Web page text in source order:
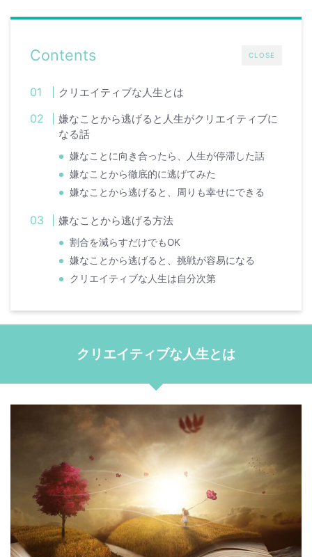
CLOSE
Contents
クリエイティブな人生とは
嫌なことから逃げると人生がクリエイティブに
なる話
嫌なことに向き合ったら、人生が停滞した話
嫌なことから徹底的に逃げてみた
嫌なことから逃げると、周りも幸せにできる
嫌なことから逃げる方法
割合を減らすだけでもOK
嫌なことから逃げると、挑戦が容易になる
クリエイティブな人生は自分次第
クリエイティブな人生とは